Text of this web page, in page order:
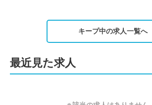
キープ中の求人一覧へ
最近見た求人